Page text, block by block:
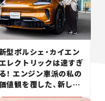
型ポルシェ・カイエン
レクトリックは速すぎ
る！ エンジン車派の私の
値観を覆した、新しい
ポルシェの走り。